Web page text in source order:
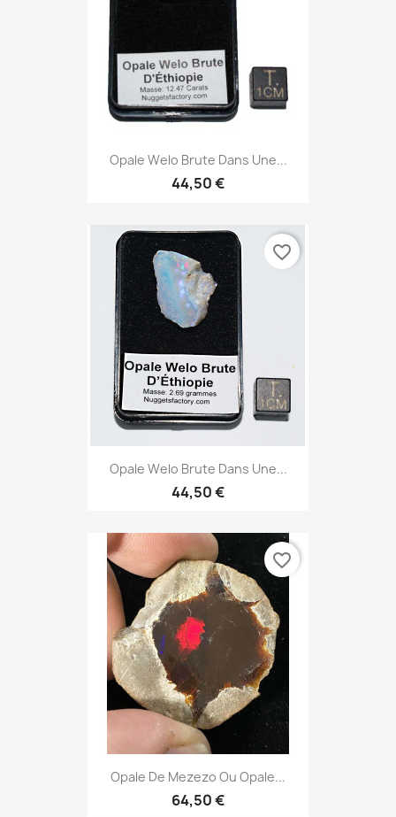
Opale Welo Brute Dans Une...
44,50 €
Opale Welo Brute Dans Une...
44,50 €
favorite_border
Opale De Mezezo Ou Opale...
64,50 €
favorite_border